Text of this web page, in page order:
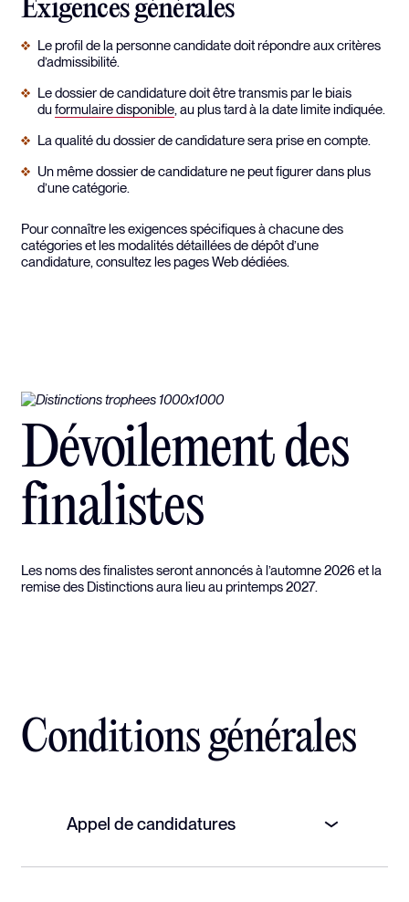
Exigences générales
Le profil de la personne candidate doit répondre aux critères
d’admissibilité.
Le dossier de candidature doit être transmis par le biais
duformulaire disponible, au plus tard à la date limite indiquée.
La qualité du dossier de candidature sera prise en compte.
Un même dossier de candidature ne peut figurer dans plus
d’une catégorie.
Pour connaître les exigences spécifiques à chacune des
catégories et les modalités détaillées de dépôt d’une
candidature, consultez les pages Web dédiées.
Dévoilement des
finalistes
Les noms des finalistes seront annoncés à l’automne 2026 et la
remise des Distinctions aura lieu au printemps 2027.
Conditions générales
Appel de candidatures